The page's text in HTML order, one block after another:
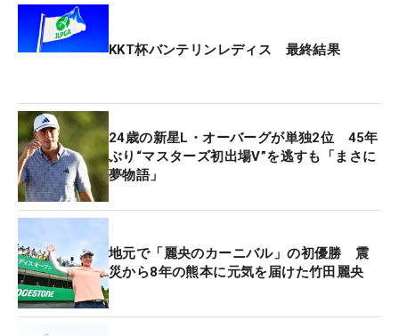
嬉しいです。ハワイでも優勝できるように頑張りま
す。スコアは65を目指していたので、届かなくて悔
しかったです」と優勝コメントを残した。
男子総合優勝はインスタート5組目で出場した大西
晃盟（兵庫県 滝川第二高等学校 15歳）が優勝。
ハーフスコア30の首位で折り返し、そのままの勢い
で優勝となった。優勝スコアは64。
の感謝を述べるとともに「初めてのアメリカなので
精一杯頑張りたいと思います。目標スコアは50台を
目指したいです」と優勝コメントを残した。
KKT杯バンテリンレディス 最終結果
24歳の新星L・オーバーグが単独2位 45年
ぶり“マスターズ初出場V”を逃すも「まさに
夢物語」
地元で「麗央のカーニバル」の初優勝 震
災から8年の熊本に元気を届けた竹田麗央